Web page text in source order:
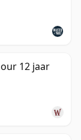
12 jaar